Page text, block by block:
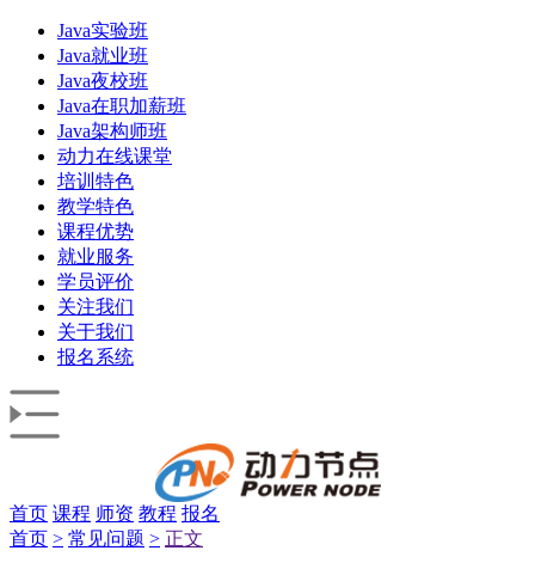
Java实验班
Java就业班
Java夜校班
Java在职加薪班
Java架构师班
动力在线课堂
培训特色
教学特色
课程优势
就业服务
学员评价
关注我们
关于我们
报名系统
首页 课程 师资 教程 报名
首页 > 常见问题 > 正文